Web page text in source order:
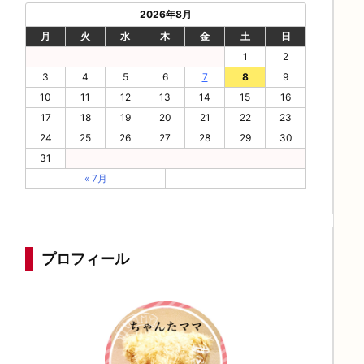
2026年8月
月
火 水 木 金 土
日
1
2
3
4 5 6 7 8
9
10
11 12 13 14 15
16
17
18 19 20 21 22
23
24
25 26 27 28 29
30
31
« 7月
プロフィール